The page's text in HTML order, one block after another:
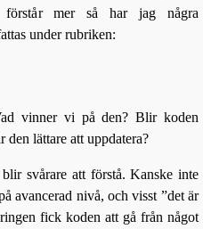
mer så har jag några
under rubriken:
vinner vi på den? Blir koden
den lättare att uppdatera?
svårare att förstå. Kanske inte
avancerad nivå, och visst ”det är
fick koden att gå från något